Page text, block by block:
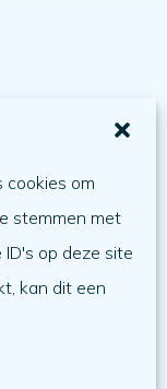
cookies om
stemmen met
op deze site
kan dit een